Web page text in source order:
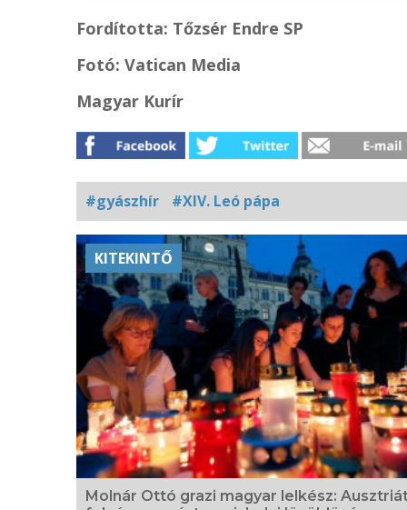
Fordította: Tőzsér Endre SP
Fotó: Vatican Media
Magyar Kurír
#gyászhír #XIV. Leó pápa
Kapcsolódó
fotógaléria
KITEKINTŐ
Molnár Ottó grazi magyar lelkész: